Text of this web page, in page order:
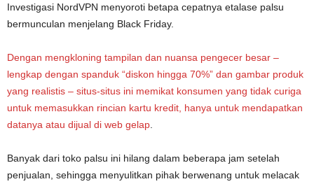
Investigasi NordVPN menyoroti betapa cepatnya etalase palsu
bermunculan menjelang Black Friday.
Dengan mengkloning tampilan dan nuansa pengecer besar –
lengkap dengan spanduk “diskon hingga 70%” dan gambar produk
yang realistis – situs-situs ini memikat konsumen yang tidak curiga
untuk memasukkan rincian kartu kredit, hanya untuk mendapatkan
datanya atau dijual di web gelap
Banyak dari toko palsu ini hilang dalam beberapa jam setelah
penjualan, sehingga menyulitkan pihak berwenang untuk melacak